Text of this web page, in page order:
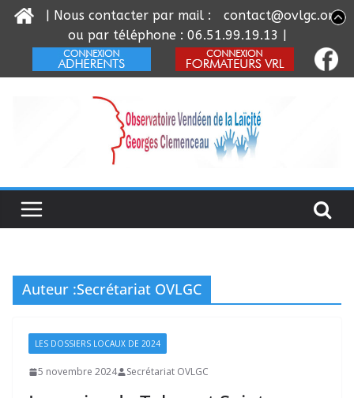
Auteur :Secrétariat OVLGC
LES DOSSIERS LOCAUX DE 2024
5 novembre 2024 Secrétariat OVLGC
| Nous contacter par mail :
contact@ovlgc.org
ou par téléphone : 06.51.99.19.13 |